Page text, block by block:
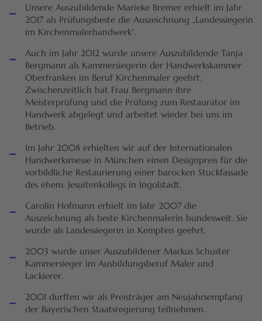
-
Unsere Auszubildende Marieke Bremer erhielt im Jahr
2017 als Prüfungsbeste die Auszeichnung „Landessiegerin
im Kirchenmalerhandwerk“.
-
Auch im Jahr 2012 wurde unsere Auszubildende Tanja
Bergmann als Kammersiegerin der Handwerkskammer
Oberfranken im Beruf Kirchenmaler geehrt.
Zwischenzeitlich hat Frau Bergmann ihre
Meisterprüfung und die Prüfung zum Restaurator im
Handwerk abgelegt und arbeitet wieder bei uns im
Betrieb.
-
Im Jahr 2008 erhielten wir auf der Internationalen
Handwerksmesse in München einen Designpreis für die
vorbildliche Restaurierung einer barocken Stuckfassade
des ehem. Jesuitenkollegs in Ingolstadt.
-
Carolin Hofmann erhielt im Jahr 2007 die
Auszeichnung als beste Kirchenmalerin bundesweit. Sie
wurde als Landessiegerin in Kempten geehrt.
-
2003 wurde unser Auszubildener Markus Schuster
Kammersieger im Ausbildungsberuf Maler und
Lackierer.
-
2001 durften wir als Preisträger am Neujahrsempfang
der Bayerischen Staatsregierung teilnehmen.